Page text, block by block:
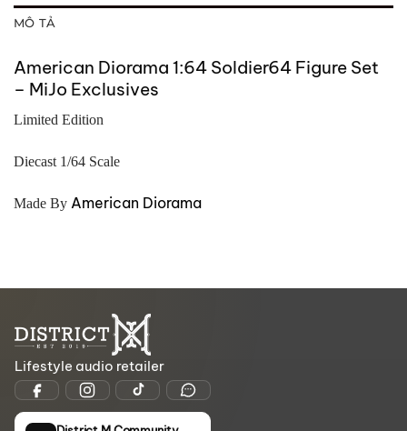
MÔ TẢ
American Diorama 1:64 Soldier64 Figure Set
– MiJo Exclusives
Limited Edition
Diecast 1/64 Scale
Made By American Diorama
Lifestyle audio retailer